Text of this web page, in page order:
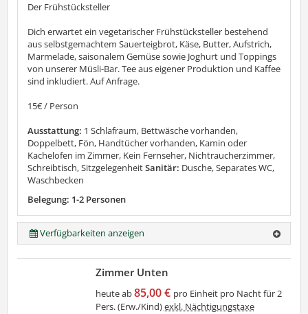
Der Frühstücksteller
Dich erwartet ein vegetarischer Frühstücksteller bestehend
aus selbstgemachtem Sauerteigbrot, Käse, Butter, Aufstrich,
Marmelade, saisonalem Gemüse sowie Joghurt und Toppings
von unserer Müsli-Bar. Tee aus eigener Produktion und Kaffee
sind inkludiert. Auf Anfrage.
15€ / Person
Ausstattung: 1 Schlafraum, Bettwäsche vorhanden,
Doppelbett, Fön, Handtücher vorhanden, Kamin oder
Kachelofen im Zimmer, Kein Fernseher, Nichtraucherzimmer,
Schreibtisch, SitzgelegenheitSanitär: Dusche, Separates WC,
Waschbecken
Belegung: 1-2 Personen
Verfügbarkeiten anzeigen
Zimmer Unten
heute ab85,00 € pro Einheit pro Nacht für 2
Pers. (Erw./Kind)exkl. Nächtigungstaxe